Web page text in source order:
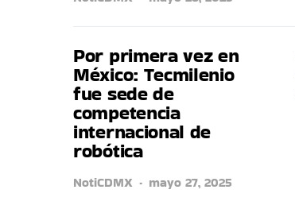
Por primera vez en
México: Tecmilenio
fue sede de
competencia
internacional de
robótica
NotiCDMX mayo 27, 2025